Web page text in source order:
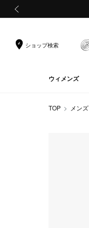
ショップ検索
ウィメンズ
TOP メンズ